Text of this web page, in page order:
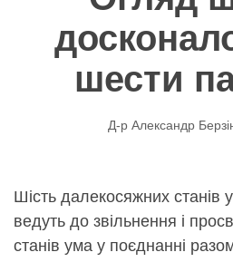
шести
Д-р Александр
Шість далекосяжних станів
ведуть до звільнення і
станів ума у поєднанні